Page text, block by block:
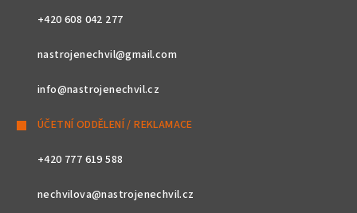
+420 608 042 277
nastrojenechvil@gmail.com
info@nastrojenechvil.cz
ÚČETNÍ ODDĚLENÍ / REKLAMACE
+420 777 619 588
nechvilova@nastrojenechvil.cz